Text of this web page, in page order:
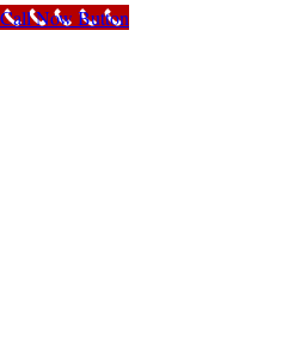
Call Now Button